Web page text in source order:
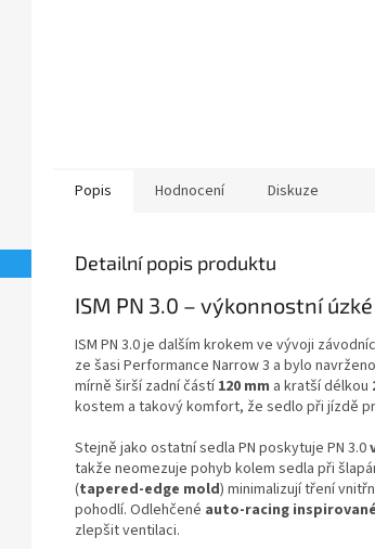
Popis Hodnocení Diskuze
Detailní popis produktu
ISM PN 3.0 – výkonnostní
ISM PN 3.0 je dalším krokem ve vývoji
ze šasi Performance Narrow 3 a bylo
mírně širší zadní částí120 mm a kratší délkou
kostem a takový komfort, že sedlo při jízdě
Stejně jako ostatní sedla PN poskytuje PN 3.0
takže neomezuje pohyb kolem sedla při
(tapered-edge mold) minimalizují tření
pohodlí. Odlehčené auto-racing
zlepšit ventilaci.